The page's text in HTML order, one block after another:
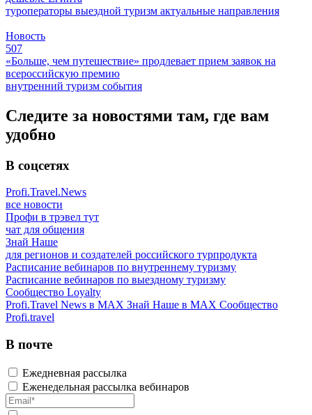
туроператоры выездной туризм актуальные направления
Новость
507
«Больше, чем путешествие» продлевает прием заявок на
всероссийскую премию
внутренний туризм события
Следите за новостями там, где вам
удобно
В соцсетях
Profi.Travel.News
все новости
Профи в трэвел тут
чат для общения
Знай Наше
для регионов и создателей российского турпродукта
Расписание вебинаров по внутреннему туризму
Расписание вебинаров по выездному туризму
Сообщество Loyalty
Profi.Travel News в MAX Знай Наше в MAX Сообщество
Profi.travel
В почте
Ежедневная рассылка
Еженедельная рассылка вебинаров